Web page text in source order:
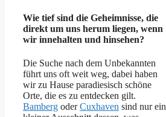
Wie tief sind die Geheimnisse, die
direkt um uns herum liegen, wenn
wir innehalten und hinsehen?
Die Suche nach dem Unbekannten
führt uns oft weit weg, dabei haben
wir zu Hause paradiesisch schöne
Orte, die es zu entdecken gilt.
Bamberg oderCuxhaven sind nur ein